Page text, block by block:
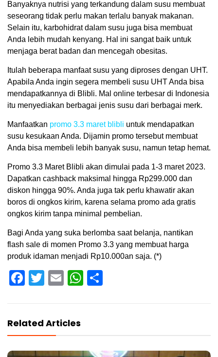
Banyaknya nutrisi yang terkandung dalam susu membuat
seseorang tidak perlu makan terlalu banyak makanan.
Selain itu, karbohidrat dalam susu juga bisa membuat
Anda lebih mudah kenyang. Hal ini sangat baik untuk
menjaga berat badan dan mencegah obesitas.
Itulah beberapa manfaat susu yang diproses dengan UHT.
Apabila Anda ingin segera membeli susu UHT Anda bisa
mendapatkannya di Blibli. Mal online terbesar di Indonesia
itu menyediakan berbagai jenis susu dari berbagai merk.
Manfaatkan promo 3.3 maret blibli untuk mendapatkan
susu kesukaan Anda. Dijamin promo tersebut membuat
Anda bisa membeli lebih banyak susu, namun tetap hemat.
Promo 3.3 Maret Blibli akan dimulai pada 1-3 maret 2023.
Dapatkan cashback maksimal hingga Rp299.000 dan
diskon hingga 90%. Anda juga tak perlu khawatir akan
boros di ongkos kirim, karena selama promo ada gratis
ongkos kirim tanpa minimal pembelian.
Bagi Anda yang suka berlomba saat belanja, nantikan
flash sale di momen Promo 3.3 yang membuat harga
produk idaman menjadi Rp10.000an saja. (*)
Facebook
Twitter
EmailWhatsApp
Related Articles